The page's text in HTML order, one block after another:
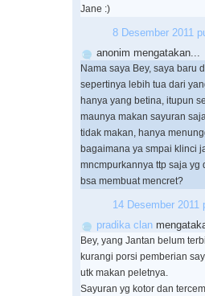
Jane :)
8 Desember 2011
anonim mengatakan...
Nama saya Bey, saya baru
sepertinya lebih tua dari
hanya yang betina, itupun
maunya makan sayuran
tidak makan, hanya
bagaimana ya smpai klinci
mncmpurkannya ttp saja
bsa membuat mencret?
14 Desember 2011
pradika clan
Bey, yang Jantan belum
kurangi porsi pemberian
utk makan peletnya.
Sayuran yg kotor dan